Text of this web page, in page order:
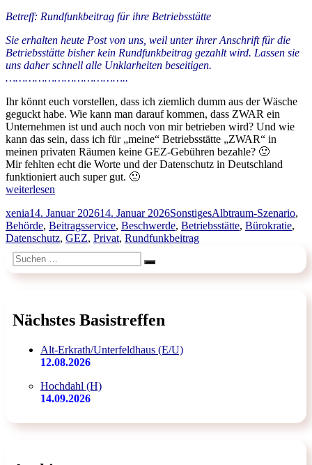
Betreff: Rundfunkbeitrag für ihre Betriebsstätte
Sie erhalten heute Post von uns, weil unter ihrer Anschrift für die
Betriebsstätte bisher kein Rundfunkbeitrag gezahlt wird. Lassen sie
uns daher schnell alle Unklarheiten beseitigen.
………………………………..
Ihr könnt euch vorstellen, dass ich ziemlich dumm aus der Wäsche
geguckt habe. Wie kann man darauf kommen, dass ZWAR ein
Unternehmen ist und auch noch von mir betrieben wird? Und wie
kann das sein, dass ich für „meine“ Betriebsstätte „ZWAR“ in
meinen privaten Räumen keine GEZ-Gebühren bezahle? 🙂
Mir fehlten echt die Worte und der Datenschutz in Deutschland
funktioniert auch super gut. 🙁
„Xenia`s
„ZWAR“
in
privaten
Räumen“
weiterlesen
Autor
xeniaVeröffentlicht
am
14. Januar 202614. Januar 2026Kategorien
SonstigesSchlagwörter
Albtraum-Szenario,
Behörde, Beitragsservice, Beschwerde, Betriebsstätte, Bürokratie,
Datenschutz, GEZ, Privat, Rundfunkbeitrag
Suchen
nach:
Suchen
Nächstes Basistreffen
Alt-Erkrath/Unterfeldhaus (E/U)
12.08.2026
Hochdahl (H)
14.09.2026